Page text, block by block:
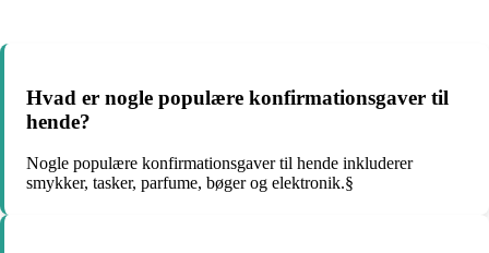
Hvad er nogle populære konfirmationsgaver til
hende?
Nogle populære konfirmationsgaver til hende inkluderer
smykker, tasker, parfume, bøger og elektronik.§